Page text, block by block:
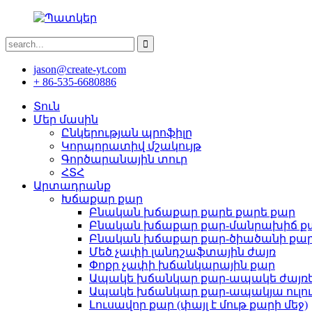
jason@create-yt.com
+ 86-535-6680886
Տուն
Մեր մասին
Ընկերության պրոֆիլը
Կորպորատիվ մշակույթ
Գործարանային տուր
ՀՏՀ
Արտադրանք
Խճաքար քար
Բնական խճաքար քարե քարե քար
Բնական խճաքար քար-մանրախիճ
Բնական խճաքար քար-ծիածանի
Մեծ չափի լանդշաֆտային ժայռ
Փոքր չափի խճանկարային քար
Ապակե խճանկար քար-ապակե
Ապակե խճանկար քար-ապակյա
Լուսավոր քար (փայլ է մութ քարի մեջ)